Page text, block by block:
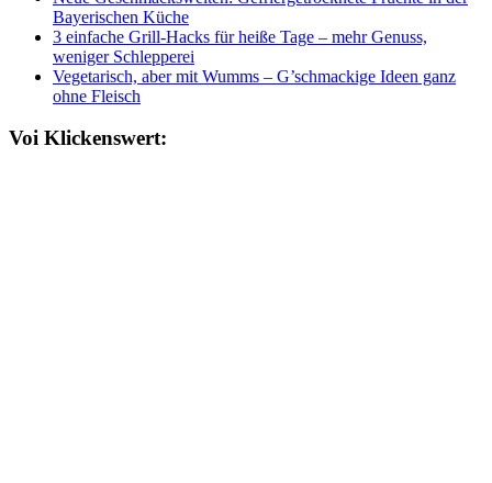
Bayerischen Küche
3 einfache Grill-Hacks für heiße Tage – mehr Genuss,
weniger Schlepperei
Vegetarisch, aber mit Wumms – G’schmackige Ideen ganz
ohne Fleisch
Voi Klickenswert: